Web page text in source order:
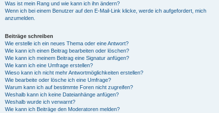
Was ist mein Rang und wie kann ich ihn ändern?
Wenn ich bei einem Benutzer auf den E-Mail-Link klicke, werde ich aufgefordert, mich
anzumelden.
Beiträge schreiben
Wie erstelle ich ein neues Thema oder eine Antwort?
Wie kann ich einen Beitrag bearbeiten oder löschen?
Wie kann ich meinem Beitrag eine Signatur anfügen?
Wie kann ich eine Umfrage erstellen?
Wieso kann ich nicht mehr Antwortmöglichkeiten erstellen?
Wie bearbeite oder lösche ich eine Umfrage?
Warum kann ich auf bestimmte Foren nicht zugreifen?
Weshalb kann ich keine Dateianhänge anfügen?
Weshalb wurde ich verwarnt?
Wie kann ich Beiträge den Moderatoren melden?